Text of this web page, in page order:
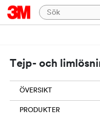
Tejp- och
ÖVERSIKT
PRODUKTER